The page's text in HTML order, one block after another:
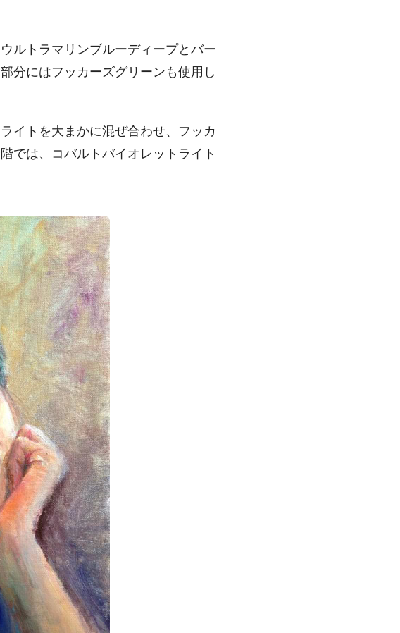
ルトラマリンブルーディープとバー
分にはフッカーズグリーンも使用し
イトを大まかに混ぜ合わせ、フッカ
では、コバルトバイオレットライト